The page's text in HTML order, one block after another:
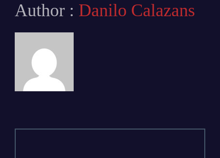
Author : Danilo Calazans